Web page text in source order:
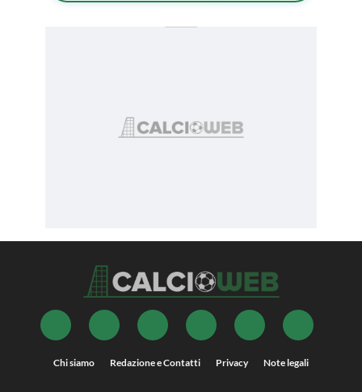
Chi siamo Redazione e Contatti Privacy Note legali